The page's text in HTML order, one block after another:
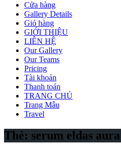
Cửa hàng
Gallery Details
Giỏ hàng
GIỚI THIỆU
LIÊN HỆ
Our Gallery
Our Teams
Pricing
Tài khoản
Thanh toán
TRANG CHỦ
Trang Mẫu
Travel
Thẻ: serum eldas